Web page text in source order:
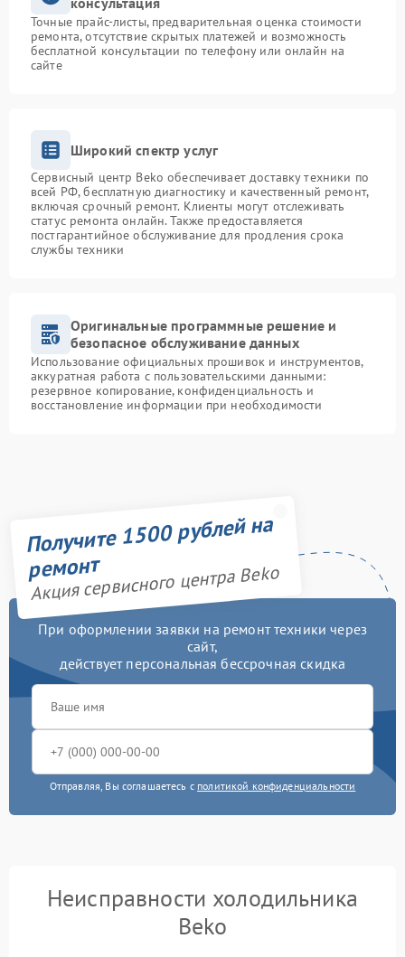
Точные прайс-листы, предварительная оценка стоимости
ремонта, отсутствие скрытых платежей и возможность
бесплатной консультации по телефону или онлайн на
сайте
Широкий спектр услуг
Сервисный центр Beko обеспечивает доставку техники по
всей РФ, бесплатную диагностику и качественный ремонт,
включая срочный ремонт. Клиенты могут отслеживать
статус ремонта онлайн. Также предоставляется
постгарантийное обслуживание для продления срока
службы техники
Оригинальные программные решение и
безопасное обслуживание данных
Использование официальных прошивок и инструментов,
аккуратная работа с пользовательскими данными:
резервное копирование, конфиденциальность и
восстановление информации при необходимости
Получите 1500 рублей на
ремонт
Акция сервисного центра Beko
При оформлении заявки на ремонт техники через
сайт,
действует персональная бессрочная скидка
Отправляя, Вы соглашаетесь с политикой конфиденциальности
Неисправности холодильника
Beko